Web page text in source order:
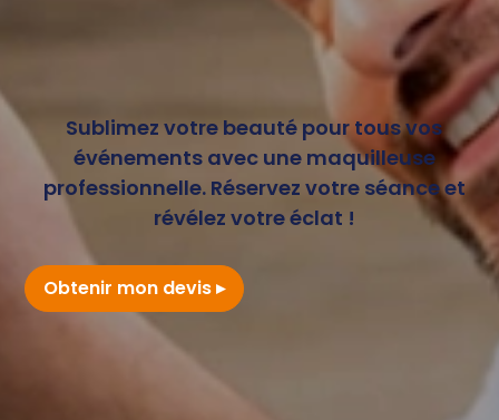
Sublimez votre beauté pour tous vos
événements avec une maquilleuse
professionnelle. Réservez votre séance et
révélez votre éclat !
Obtenir mon devis